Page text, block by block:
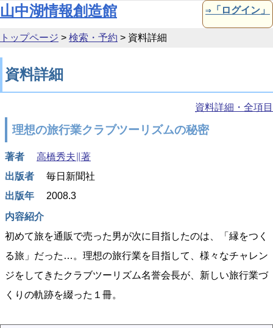
本文へ移動
山中湖情報創造館 ⇒「ログイン」
トップページ > 検索・予約 > 資料詳細
資料詳細
資料詳細・全項目
理想の旅行業クラブツーリズムの秘密
著者
高橋秀夫∥著
出版者
毎日新聞社
出版年
2008.3
内容紹介
初めて旅を通販で売った男が次に目指したのは、「縁をつく
る旅」だった…。理想の旅行業を目指して、様々なチャレン
ジをしてきたクラブツーリズム名誉会長が、新しい旅行業づ
くりの軌跡を綴った１冊。